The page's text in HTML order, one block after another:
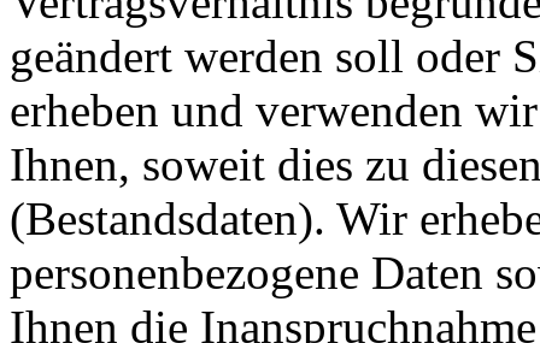
geändert werden soll oder
erheben und verwenden
Ihnen, soweit dies zu
(Bestandsdaten). Wir
personenbezogene Daten
Ihnen die